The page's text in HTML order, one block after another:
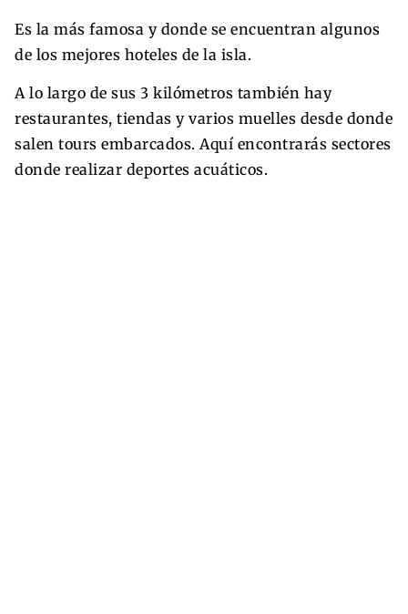
Es la más famosa y donde se encuentran algunos
de los mejores hoteles de la isla.
A lo largo de sus 3 kilómetros también hay
restaurantes, tiendas y varios muelles desde donde
salen tours embarcados. Aquí encontrarás sectores
donde realizar deportes acuáticos.